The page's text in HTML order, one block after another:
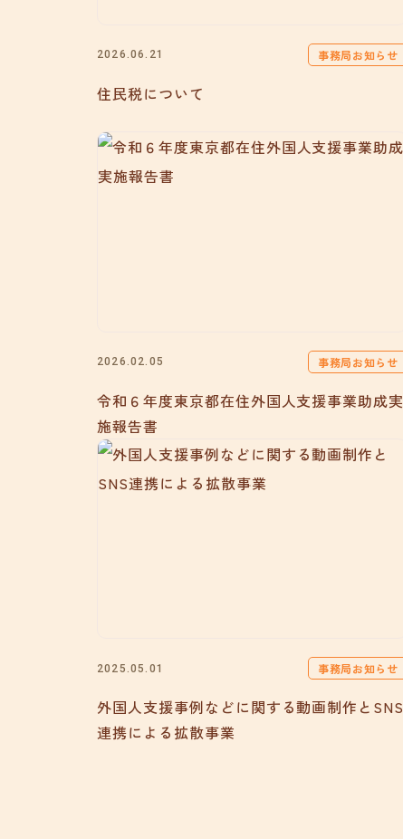
2026.06.21 事務局お知らせ
住民税について
2026.02.05 事務局お知らせ
令和６年度東京都在住外国人支援事業助成実
施報告書
2025.05.01 事務局お知らせ
外国人支援事例などに関する動画制作とSNS
連携による拡散事業